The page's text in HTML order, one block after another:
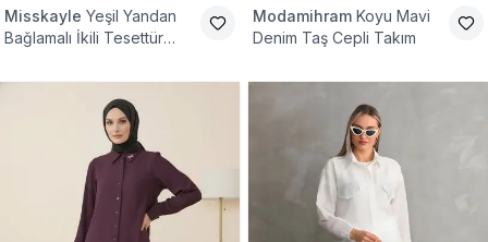
Misskayle Yeşil Yandan
Bağlamalı İkili Tesettür
Modamihram Koyu Mavi
Denim Taş Cepli Takım